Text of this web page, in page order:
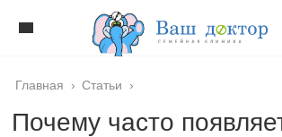
Главная › Статьи ›
Почему часто